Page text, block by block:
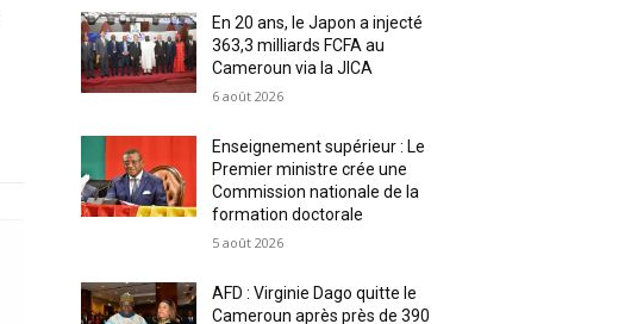
En 20 ans, le Japon a injecté
363,3 milliards FCFA au
Cameroun via la JICA
6 août 2026
Enseignement supérieur : Le
Premier ministre crée une
Commission nationale de la
formation doctorale
5 août 2026
AFD : Virginie Dago quitte le
Cameroun après près de 390